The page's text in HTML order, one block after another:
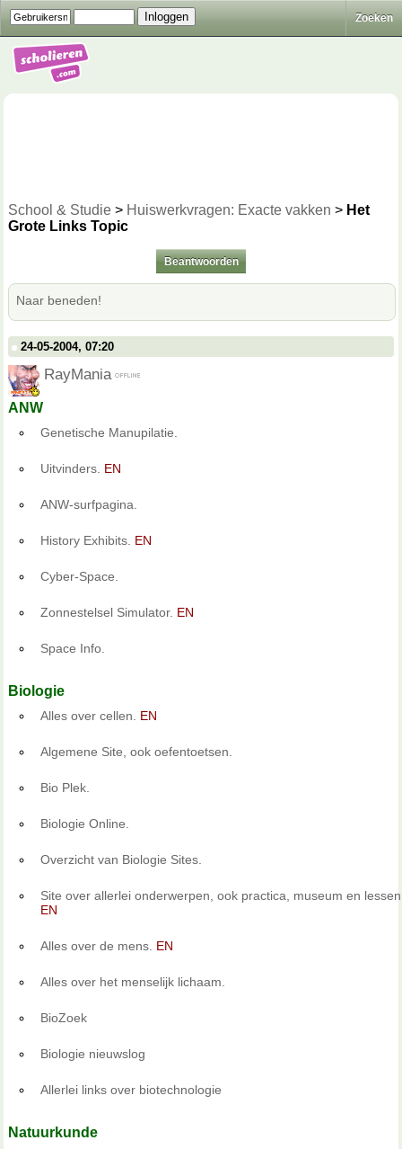
Zoeken
School & Studie > Huiswerkvragen: Exacte vakken > Het
Grote Links Topic
Beantwoorden
Naar beneden!
24-05-2004, 07:20
RayMania
ANW
Genetische Manupilatie.
Uitvinders. EN
ANW-surfpagina.
History Exhibits. EN
Cyber-Space.
Zonnestelsel Simulator. EN
Space Info.
Biologie
Alles over cellen. EN
Algemene Site, ook oefentoetsen.
Bio Plek.
Biologie Online.
Overzicht van Biologie Sites.
Site over allerlei onderwerpen, ook practica, museum en
EN
Alles over de mens. EN
Alles over het menselijk lichaam.
BioZoek
Biologie nieuwslog
Allerlei links over biotechnologie
Natuurkunde